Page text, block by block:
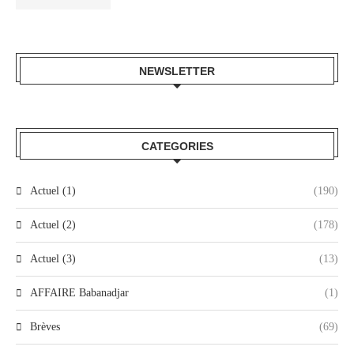
NEWSLETTER
CATEGORIES
Actuel (1) (190)
Actuel (2) (178)
Actuel (3) (13)
AFFAIRE Babanadjar (1)
Brèves (69)